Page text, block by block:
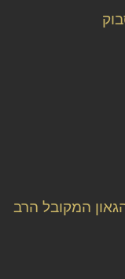
המקובל הרב